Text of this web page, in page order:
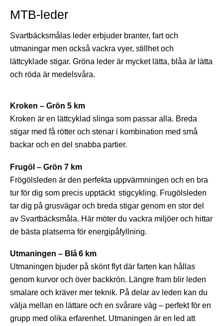
MTB-leder
Svartbäcksmålas leder erbjuder branter, fart och
utmaningar men också vackra vyer, stillhet och
lättcyklade stigar. Gröna leder är mycket lätta, blåa är lätta
och röda är medelsvåra.
Kroken – Grön 5 km
Kroken är en lättcyklad slinga som passar alla. Breda
stigar med få rötter och stenar i kombination med små
backar och en del snabba partier.
Frugöl – Grön 7 km
Frögölsleden är den perfekta uppvärmningen och en bra
tur för dig som precis upptäckt stigcykling. Frugölsleden
tar dig på grusvägar och breda stigar genom en stor del
av Svartbäcksmåla. Här möter du vackra miljöer och hittar
de bästa platserna för energipåfyllning.
Utmaningen – Blå 6 km
Utmaningen bjuder på skönt flyt där farten kan hållas
genom kurvor och över backkrön. Längre fram blir leden
smalare och kräver mer teknik. På delar av leden kan du
välja mellan en lättare och en svårare väg – perfekt för en
grupp med olika erfarenhet. Utmaningen är en led att